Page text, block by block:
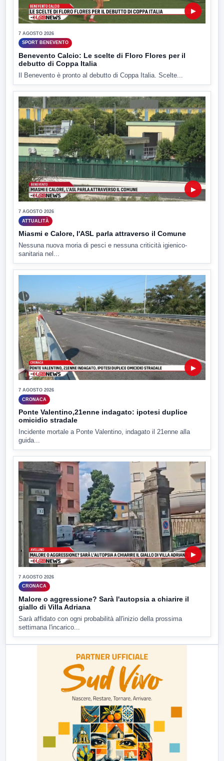
▶
7 AGOSTO 2026
SPORT BENEVENTO
Benevento Calcio: Le scelte di Floro Flores per il
debutto di Coppa Italia
Il Benevento è pronto al debutto di Coppa Italia. Scelte...
▶
7 AGOSTO 2026
ATTUALITÀ
Miasmi e Calore, l'ASL parla attraverso il Comune
Nessuna nuova moria di pesci e nessuna criticità igienico-
sanitaria nel...
▶
7 AGOSTO 2026
CRONACA
Ponte Valentino,21enne indagato: ipotesi duplice
omicidio stradale
Incidente mortale a Ponte Valentino, indagato il 21enne alla
guida...
▶
7 AGOSTO 2026
CRONACA
Malore o aggressione? Sarà l'autopsia a chiarire il
giallo di Villa Adriana
Sarà affidato con ogni probabilità all'inizio della prossima
settimana l'incarico...